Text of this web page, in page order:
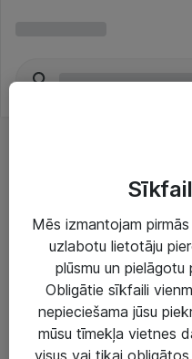
Risinājumi &
IT serviss un atbalsts
IT infrastruktūra
Mēs izmantojam
uzlabotu lietotāju
plūsmu un
Obligātie sīkfaili
nepieciešama jūsu
mūsu tīmekļa vietnes
visus vai tikai